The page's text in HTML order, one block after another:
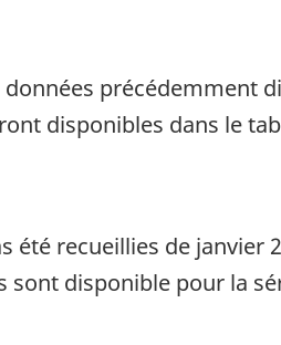
précédemment
disponibles dans le
recueillies de janvier
disponible pour la